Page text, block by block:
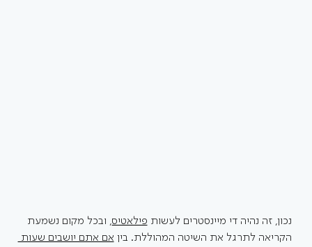
נכון, זה נהיה די מיינסטרים לעשות פילאטיס, ובכל מקום נשמעת
הקריאה לתרגל את השיטה המהוללת. בין אם אתם יושבים שעות